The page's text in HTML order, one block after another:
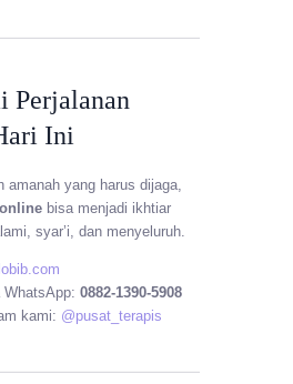
Perjalanan
Ini
amanah yang harus dijaga,
bisa menjadi ikhtiar
syar’i, dan menyeluruh.
WhatsApp: 0882-1390-5908
kami: @pusat_terapis